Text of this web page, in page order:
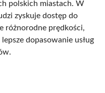
polskich miastach. W
zyskuje dostęp do
różnorodne prędkości,
dopasowanie usług